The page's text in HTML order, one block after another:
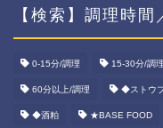
【検索】調理時
0-15分/調理 15-30分/調理
60分以上/調理 ◆ストウ
◆酒粕 ★BASE FOOD